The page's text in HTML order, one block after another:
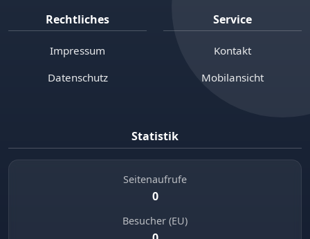
Rechtliches
Impressum
Datenschutz
Service
Kontakt
Mobilansicht
Statistik
Seitenaufrufe
0
Besucher (EU)